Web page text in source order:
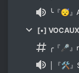
╰『😴』
[•]
╭『🎤
│『🛠』